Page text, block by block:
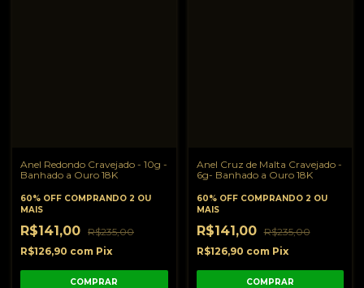
Anel Redondo Cravejado - 10g -
Banhado a Ouro 18K
60% OFF COMPRANDO 2 OU
MAIS
R$141,00 R$235,00
R$126,90 com Pix
COMPRAR
Anel Cruz de Malta Cravejado -
6g- Banhado a Ouro 18K
60% OFF COMPRANDO 2 OU
MAIS
R$141,00 R$235,00
R$126,90 com Pix
COMPRAR